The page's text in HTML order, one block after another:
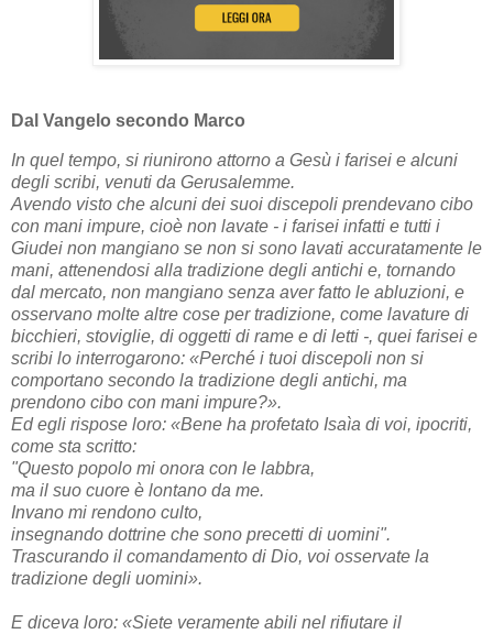
Dal Vangelo secondo Marco
In quel tempo, si riunirono attorno a Gesù i farisei e alcuni
degli scribi, venuti da Gerusalemme.
Avendo visto che alcuni dei suoi discepoli prendevano cibo
con mani impure, cioè non lavate - i farisei infatti e tutti i
Giudei non mangiano se non si sono lavati accuratamente le
mani, attenendosi alla tradizione degli antichi e, tornando
dal mercato, non mangiano senza aver fatto le abluzioni, e
osservano molte altre cose per tradizione, come lavature di
bicchieri, stoviglie, di oggetti di rame e di letti -, quei farisei e
scribi lo interrogarono: «Perché i tuoi discepoli non si
comportano secondo la tradizione degli antichi, ma
prendono cibo con mani impure?».
Ed egli rispose loro: «Bene ha profetato Isaìa di voi, ipocriti,
come sta scritto:
"Questo popolo mi onora con le labbra,
ma il suo cuore è lontano da me.
Invano mi rendono culto,
insegnando dottrine che sono precetti di uomini".
Trascurando il comandamento di Dio, voi osservate la
tradizione degli uomini».
E diceva loro: «Siete veramente abili nel rifiutare il